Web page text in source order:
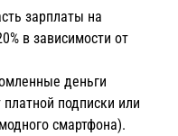
зарплаты на
в зависимости от
деньги
подписки или
смартфона).